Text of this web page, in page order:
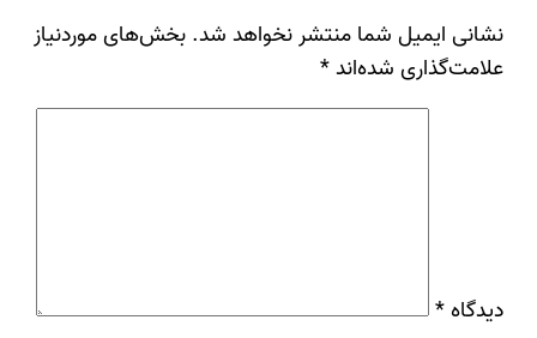
نشانی ایمیل شما منتشر نخواهد شد. بخش‌های موردنیاز
علامت‌گذاری شده‌اند*
دیدگاه *